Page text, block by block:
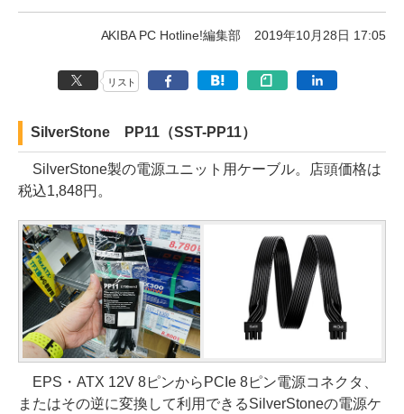
AKIBA PC Hotline!編集部 2019年10月28日 17:05
リスト
SilverStone PP11（SST-PP11）
SilverStone製の電源ユニット用ケーブル。店頭価格は
税込1,848円。
EPS・ATX 12V 8ピンからPCIe 8ピン電源コネクタ、
またはその逆に変換して利用できるSilverStoneの電源ケ